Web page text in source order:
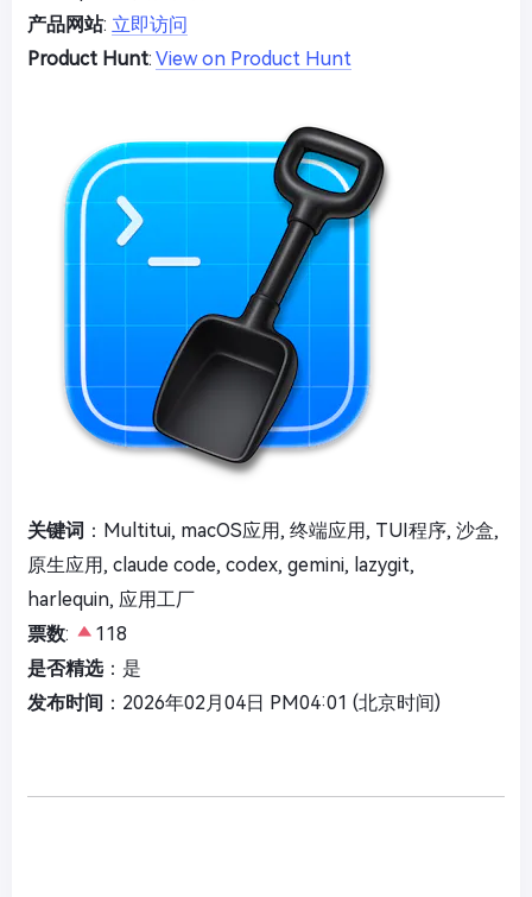
产品网站: 立即访问
Product Hunt: View on Product Hunt
关键词 ：Multitui, macOS应用, 终端应用, TUI程序, 沙盒,
原生应用, claude code, codex, gemini, lazygit,
harlequin, 应用工厂
票数:
118
是否精选：是
发布时间 ：2026年02月04日 PM04:01 (北京时间)